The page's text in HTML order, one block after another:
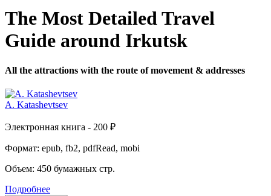
The Most Detailed Travel
Guide around Irkutsk
All the attractions with the route of movement & addresses
A. Katashevtsev
Электронная книга - 200 ₽
Формат: epub, fb2, pdfRead, mobi
Объем: 450 бумажных стр.
Подробнее